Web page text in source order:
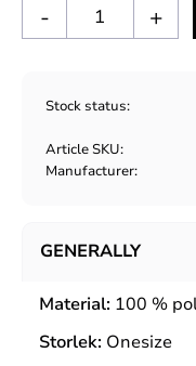
+
-
Stock status
Article SKU
Manufacturer
GENERALLY
Material: 100 %
Storlek: Onesize